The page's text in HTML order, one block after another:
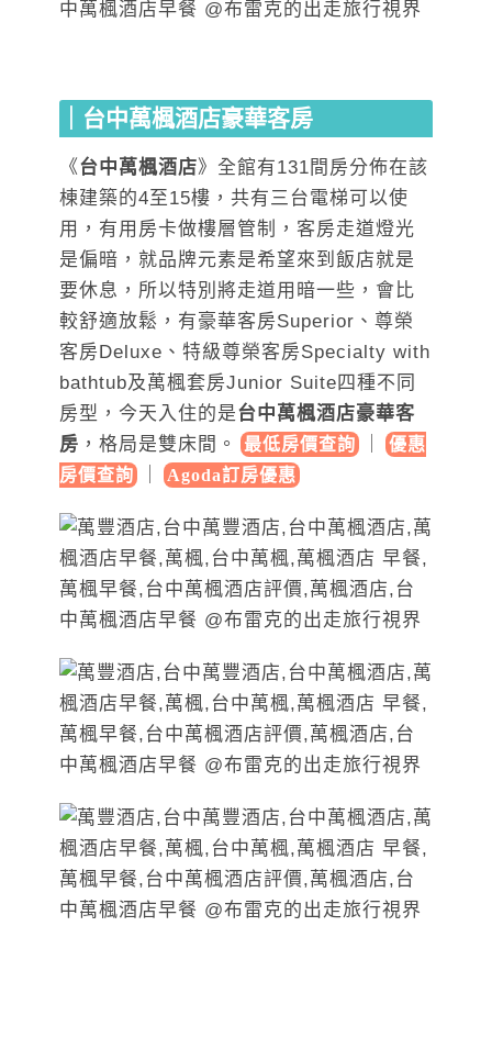
｜台中萬楓酒店豪華客房
《台中萬楓酒店》全館有131間房分佈在該
棟建築的4至15樓，共有三台電梯可以使
用，有用房卡做樓層管制，客房走道燈光
是偏暗，就品牌元素是希望來到飯店就是
要休息，所以特別將走道用暗一些，會比
較舒適放鬆，有豪華客房Superior、尊榮
客房Deluxe、特級尊榮客房Specialty with
bathtub及萬楓套房Junior Suite四種不同
房型，今天入住的是台中萬楓酒店豪華客
房 ，格局是雙床間。 最低房價查詢
優惠
房價查詢
Agoda訂房優惠